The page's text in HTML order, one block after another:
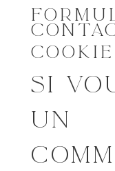
SI
UN